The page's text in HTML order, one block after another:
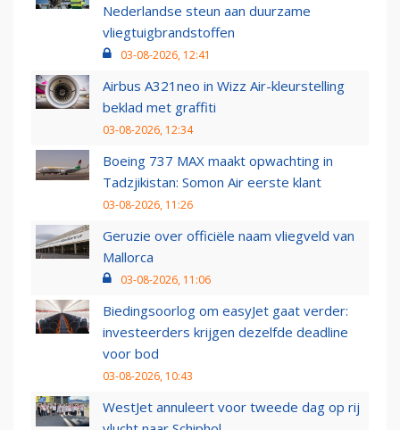
Nederlandse steun aan duurzame
vliegtuigbrandstoffen
03-08-2026, 12:41
Airbus A321neo in Wizz Air-kleurstelling
beklad met graffiti
03-08-2026, 12:34
Boeing 737 MAX maakt opwachting in
Tadzjikistan: Somon Air eerste klant
03-08-2026, 11:26
Geruzie over officiële naam vliegveld van
Mallorca
03-08-2026, 11:06
Biedingsoorlog om easyJet gaat verder:
investeerders krijgen dezelfde deadline
voor bod
03-08-2026, 10:43
WestJet annuleert voor tweede dag op rij